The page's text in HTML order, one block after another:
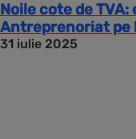
Noile cote de
Antreprenoriat pe
31 iulie 2025